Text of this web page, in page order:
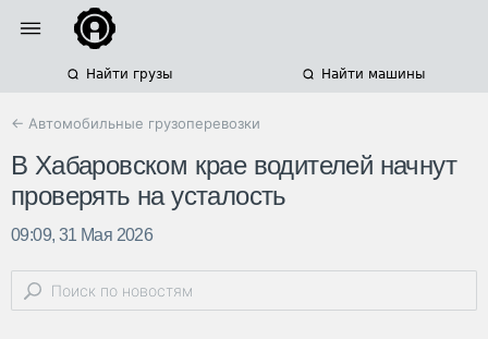
Найти грузы Найти машины
← Автомобильные грузоперевозки
В Хабаровском крае водителей начнут
проверять на усталость
09:09, 31 Мая 2026